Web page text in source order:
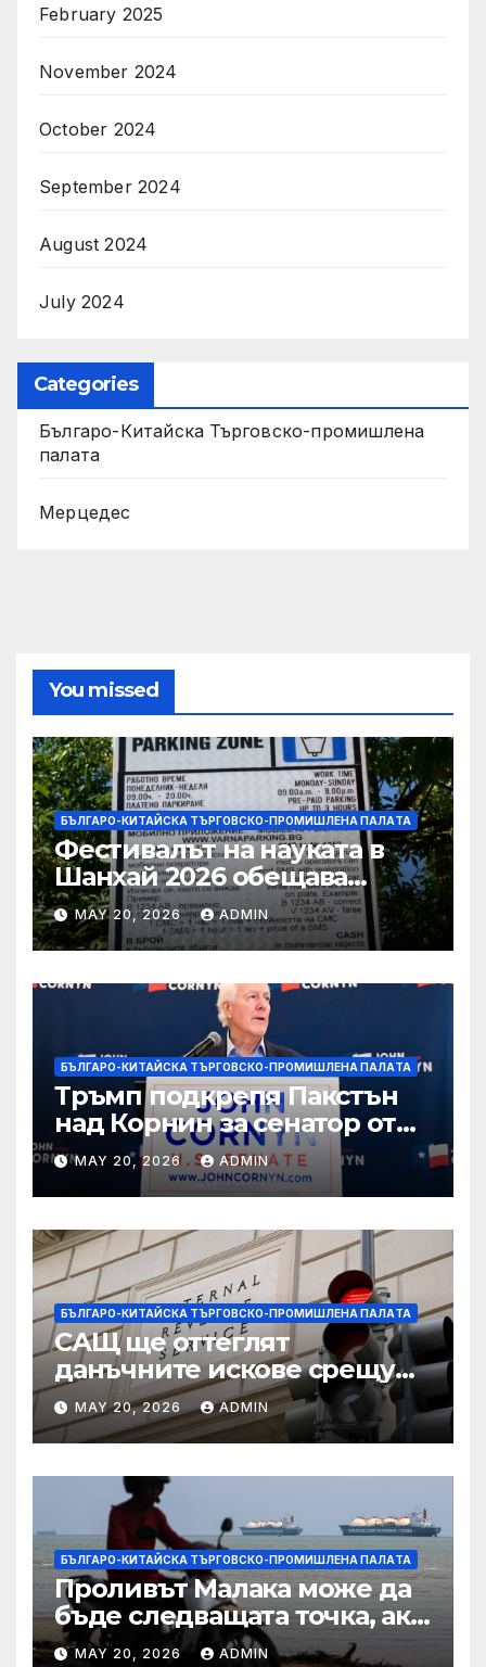
February 2025
November 2024
October 2024
September 2024
August 2024
July 2024
Categories
Българо-Китайска Търговско-промишлена
палaта
Мерцедес
You missed
БЪЛГАРО-КИТАЙСКА ТЪРГОВСКО-ПРОМИШЛЕНА ПАЛAТА
Фестивалът на науката в
Шанхай 2026 обещава
вълнуващи научно-
технологични иновации
MAY 20, 2026 ADMIN
БЪЛГАРО-КИТАЙСКА ТЪРГОВСКО-ПРОМИШЛЕНА ПАЛAТА
Тръмп подкрепя Пакстън
над Корнин за сенатор от
Тексас в шокираща
подкрепа
MAY 20, 2026 ADMIN
БЪЛГАРО-КИТАЙСКА ТЪРГОВСКО-ПРОМИШЛЕНА ПАЛAТА
САЩ ще оттеглят
данъчните искове срещу
Тръмп „завинаги“ в
сделката за съдебно дело с
IRS
MAY 20, 2026 ADMIN
БЪЛГАРО-КИТАЙСКА ТЪРГОВСКО-ПРОМИШЛЕНА ПАЛAТА
Проливът Малака може да
бъде следващата точка, ако
Азия не внимава
MAY 20, 2026 ADMIN